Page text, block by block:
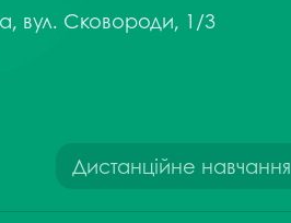
вул. Сковороди, 1/3
Дистанційне навчання